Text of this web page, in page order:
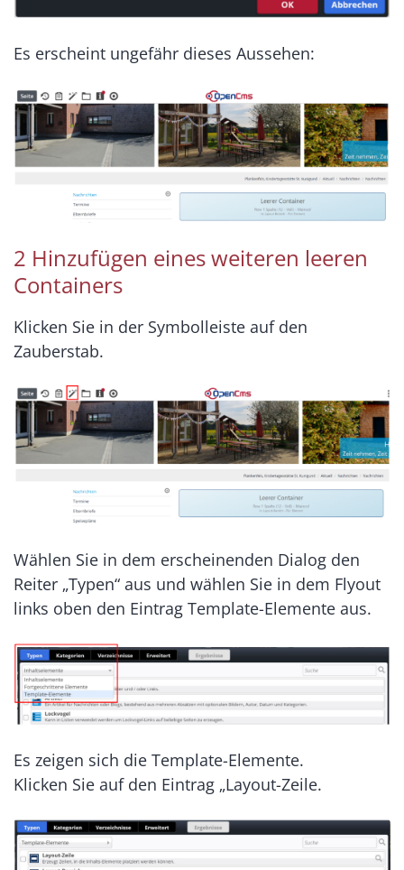
Es erscheint ungefähr dieses Aussehen:
2 Hinzufügen eines weiteren leeren
Containers
Klicken Sie in der Symbolleiste auf den
Zauberstab.
Wählen Sie in dem erscheinenden Dialog den
Reiter „Typen“ aus und wählen Sie in dem Flyout
links oben den Eintrag Template-Elemente aus.
Es zeigen sich die Template-Elemente.
Klicken Sie auf den Eintrag „Layout-Zeile.